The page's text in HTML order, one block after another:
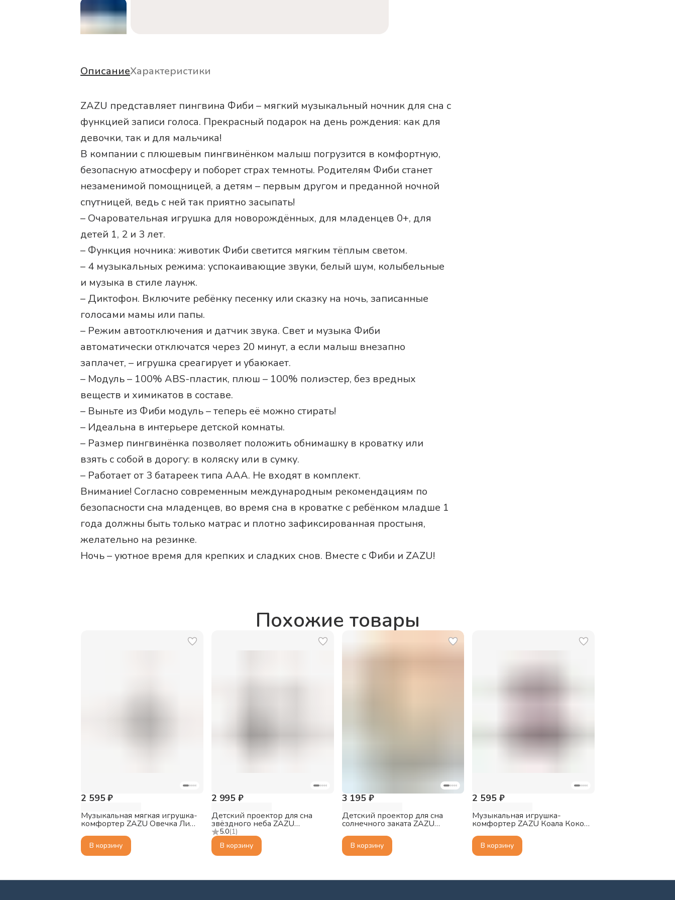
Внимание! Согласно современным международным
сна в кроватке с ребёнком младше 1 года должны быть
желательно на резинке.
Ночь – уютное время для крепких и сладких снов. Вместе с
Фиби и ZAZU!
ОписаниеХарактеристики
ZAZU представляет пингвина Фиби – мягкий музыкальный ночник для сна с
функцией записи голоса. Прекрасный подарок на день рождения: как для
девочки, так и для мальчика!
В компании с плюшевым пингвинёнком малыш погрузится в комфортную,
безопасную атмосферу и поборет страх темноты. Родителям Фиби станет
незаменимой помощницей, а детям – первым другом и преданной ночной
спутницей, ведь с ней так приятно засыпать!
– Очаровательная игрушка для новорождённых, для младенцев 0+, для
детей 1, 2 и 3 лет.
– Функция ночника: животик Фиби светится мягким тёплым светом.
– 4 музыкальных режима: успокаивающие звуки, белый шум, колыбельные
и музыка в стиле лаунж.
– Диктофон. Включите ребёнку песенку или сказку на ночь, записанные
голосами мамы или папы.
– Режим автоотключения и датчик звука. Свет и музыка Фиби
автоматически отключатся через 20 минут, а если малыш внезапно
заплачет, – игрушка среагирует и убаюкает.
– Модуль – 100% ABS-пластик, плюш – 100% полиэстер, без вредных
веществ и химикатов в составе.
– Выньте из Фиби модуль – теперь её можно стирать!
– Идеальна в интерьере детской комнаты.
– Размер пингвинёнка позволяет положить обнимашку в кроватку или
взять с собой в дорогу: в коляску или в сумку.
– Работает от 3 батареек типа ААА. Не входят в комплект.
Внимание! Согласно современным международным рекомендациям по
безопасности сна младенцев, во время сна в кроватке с ребёнком младше 1
года должны быть только матрас и плотно зафиксированная простыня,
желательно на резинке.
Ночь – уютное время для крепких и сладких снов. Вместе с Фиби и ZAZU!
Похожие товары
2 595 ₽
Музыкальная мягкая игрушка-
комфортер ZAZU Овечка Лиз
для малышей
В корзину
5.0(1)
2 995 ₽
Детский проектор для сна
звёздного неба ZAZU
Полярный медведь Полли
(Polly)
В корзину
3 195 ₽
Детский проектор для сна
солнечного заката ZAZU
В корзину
2 595 ₽
Музыкальная игрушка-
комфортер ZAZU Коала Коко
(COCO)
В корзину